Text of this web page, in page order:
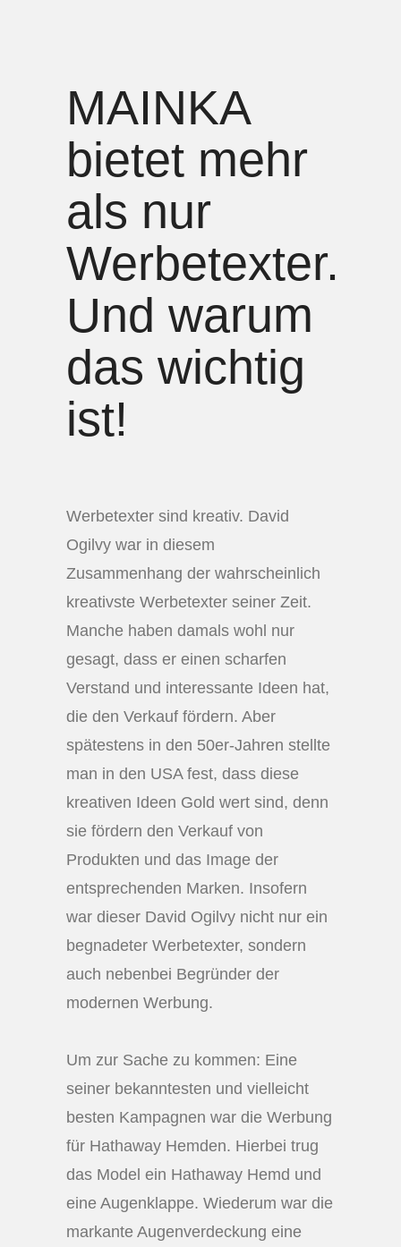
MAINKA
bietet mehr
als nur
Werbetexter.
Und warum
das wichtig
ist!
Werbetexter sind kreativ. David
Ogilvy war in diesem
Zusammenhang der wahrscheinlich
kreativste Werbetexter seiner Zeit.
Manche haben damals wohl nur
gesagt, dass er einen scharfen
Verstand und interessante Ideen hat,
die den Verkauf fördern. Aber
spätestens in den 50er-Jahren stellte
man in den USA fest, dass diese
kreativen Ideen Gold wert sind, denn
sie fördern den Verkauf von
Produkten und das Image der
entsprechenden Marken. Insofern
war dieser David Ogilvy nicht nur ein
begnadeter Werbetexter, sondern
auch nebenbei Begründer der
modernen Werbung.
Um zur Sache zu kommen: Eine
seiner bekanntesten und vielleicht
besten Kampagnen war die Werbung
für Hathaway Hemden. Hierbei trug
das Model ein Hathaway Hemd und
eine Augenklappe. Wiederum war die
markante Augenverdeckung eine